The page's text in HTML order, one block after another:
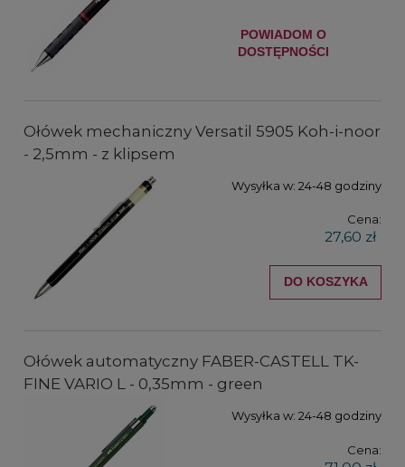
POWIADOM O
DOSTĘPNOŚCI
Ołówek mechaniczny Versatil 5905 Koh-i-noor
- 2,5mm - z klipsem
Wysyłka w: 24-48 godziny
Cena:
27,60 zł
DO KOSZYKA
Ołówek automatyczny FABER-CASTELL TK-
FINE VARIO L - 0,35mm - green
Wysyłka w: 24-48 godziny
Cena: